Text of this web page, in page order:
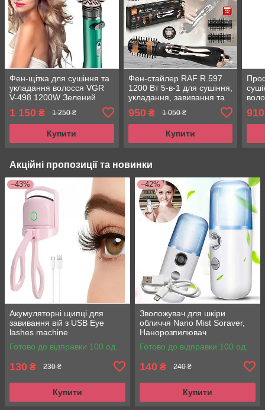
Фен-щітка для сушіння та
укладання волосся VGR
V-498 1200W Зелений
насадками
1 150 ₴ 1 250 ₴
Купити
Фен-стайлер RAF R.597
1200 Вт 5-в-1 для сушіння,
укладання, завивання та
керамічним покриттям
950₴ 1 050 ₴
Купити
910
Акційні пропозиції та новинки
–43%
Акумуляторні щипці для
завивання вій з USB Eye
lashes machine
Готово до відправки 100 од.
130 ₴ 230 ₴
Купити
–42%
Зволожувач для шкіри
обличчя Nano Mist Soraver,
Нанорозпилювач
Готово до відправки 100 од.
140 ₴ 240 ₴
Купити